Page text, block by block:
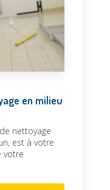
en milieu
nettoyage
est à votre
votre